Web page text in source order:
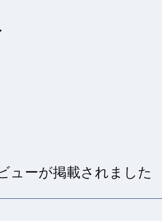
ューが掲載されました